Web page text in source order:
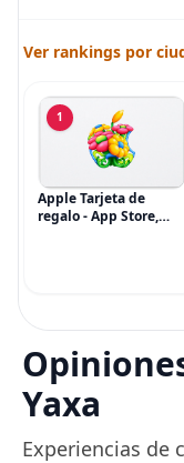
Ver rankings por
1
Apple Tarjeta de
regalo - App Store,
Yaxa
Experiencias de